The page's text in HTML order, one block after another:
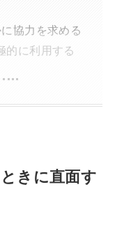
協力を求める
的に利用する
きに直面す